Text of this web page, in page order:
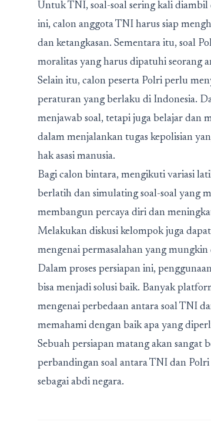
Untuk TNI, soal-soal sering kali
ini, calon anggota TNI harus siap
dan ketangkasan. Sementara itu, soal
moralitas yang harus dipatuhi seorang
Selain itu, calon peserta Polri perlu
peraturan yang berlaku di Indonesia.
menjawab soal, tetapi juga belajar dan
dalam menjalankan tugas kepolisian
hak asasi manusia.
Bagi calon bintara, mengikuti variasi
berlatih dan simulating soal-soal yang
membangun percaya diri dan
Melakukan diskusi kelompok juga
mengenai permasalahan yang
Dalam proses persiapan ini,
bisa menjadi solusi baik. Banyak
mengenai perbedaan antara soal TNI
memahami dengan baik apa yang
Sebuah persiapan matang akan
perbandingan soal antara TNI dan
sebagai abdi negara.